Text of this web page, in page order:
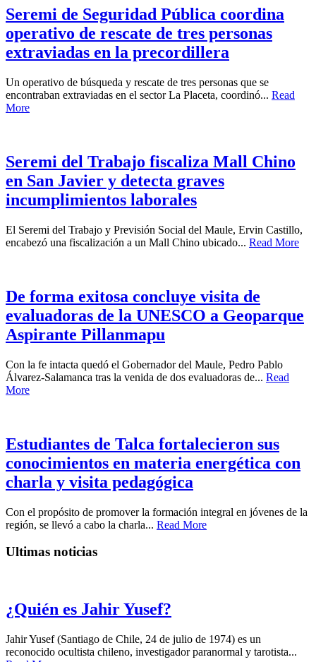
Seremi de Seguridad Pública coordina
operativo de rescate de tres personas
extraviadas en la precordillera
Un operativo de búsqueda y rescate de tres personas que se
encontraban extraviadas en el sector La Placeta, coordinó... Read
More
Seremi del Trabajo fiscaliza Mall Chino
en San Javier y detecta graves
incumplimientos laborales
El Seremi del Trabajo y Previsión Social del Maule, Ervin Castillo,
encabezó una fiscalización a un Mall Chino ubicado... Read More
De forma exitosa concluye visita de
evaluadoras de la UNESCO a Geoparque
Aspirante Pillanmapu
Con la fe intacta quedó el Gobernador del Maule, Pedro Pablo
Álvarez-Salamanca tras la venida de dos evaluadoras de... Read
More
Estudiantes de Talca fortalecieron sus
conocimientos en materia energética con
charla y visita pedagógica
Con el propósito de promover la formación integral en jóvenes de la
región, se llevó a cabo la charla... Read More
Ultimas noticias
¿Quién es Jahir Yusef?
Jahir Yusef (Santiago de Chile, 24 de julio de 1974) es un
reconocido ocultista chileno, investigador paranormal y tarotista...